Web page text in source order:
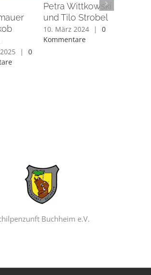
|
0
Petra Wittkowski
und Tilo Strobel
10. März 2024 |
0
Kommentare
Buchheim e.V.